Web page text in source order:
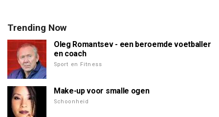
Trending Now
Oleg Romantsev - een beroemde voetballer
en coach
Sport en Fitness
Make-up voor smalle ogen
Schoonheid